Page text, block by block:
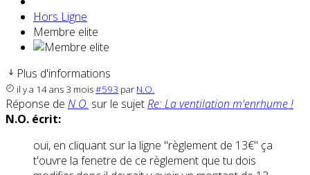
Hors Ligne
Membre elite
Plus d'informations
il y a 14 ans 3 mois#593 par N.O.
Réponse de N.O. sur le sujetRe: La ventilation m'enrhume !
N.O. écrit:
oui, en cliquant sur la ligne "règlement de 13€" ça
t'ouvre la fenetre de ce règlement que tu dois